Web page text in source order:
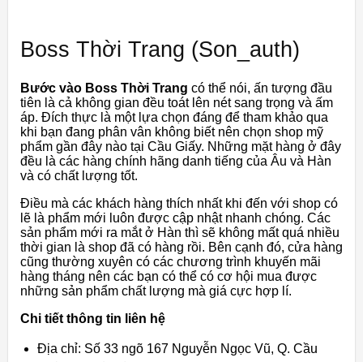
Boss Thời Trang (Son_auth)
Bước vào Boss Thời Trang có thể nói, ấn tượng đầu
tiên là cả không gian đều toát lên nét sang trọng và ấm
áp. Đích thực là một lựa chọn đáng để tham khảo qua
khi bạn đang phân vân không biết nên chọn shop mỹ
phẩm gần đây nào tại Cầu Giấy. Những mặt hàng ở đây
đều là các hàng chính hãng danh tiếng của Âu và Hàn
và có chất lượng tốt.
Điều mà các khách hàng thích nhất khi đến với shop có
lẽ là phẩm mới luôn được cập nhật nhanh chóng. Các
sản phẩm mới ra mắt ở Hàn thì sẽ không mất quá nhiều
thời gian là shop đã có hàng rồi. Bên cạnh đó, cửa hàng
cũng thường xuyên có các chương trình khuyến mãi
hàng tháng nên các bạn có thể có cơ hội mua được
những sản phẩm chất lượng mà giá cực hợp lí.
Chi tiết thông tin liên hệ
Địa chỉ: Số 33 ngõ 167 Nguyễn Ngọc Vũ, Q. Cầu